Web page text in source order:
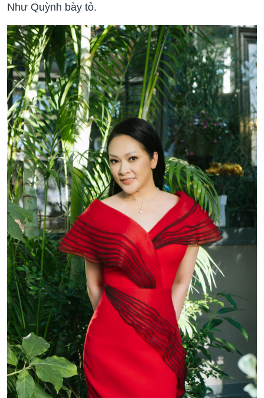
Như Quỳnh bày tỏ.